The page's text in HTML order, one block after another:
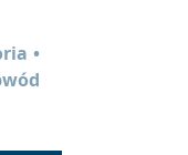
•